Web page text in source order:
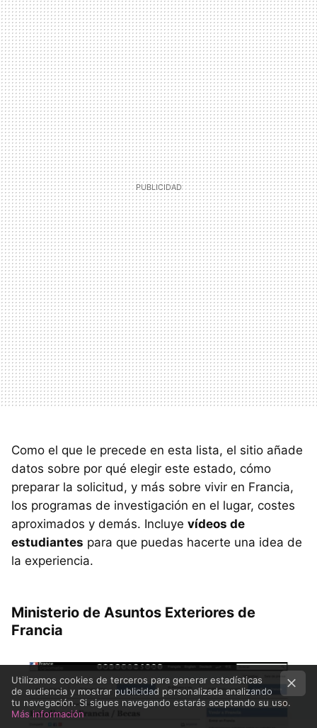
Como el que le precede en esta lista, el sitio añade
datos sobre por qué elegir este estado, cómo
preparar la solicitud, y más sobre vivir en Francia,
los programas de investigación en el lugar, costes
aproximados y demás. Incluye vídeos de
estudiantes para que puedas hacerte una idea de
la experiencia.
Ministerio de Asuntos Exteriores de
Francia
Utilizamos cookies de terceros para generar estadísticas
de audiencia y mostrar publicidad personalizada analizando
tu navegación. Si sigues navegando estarás aceptando su uso.
Más información